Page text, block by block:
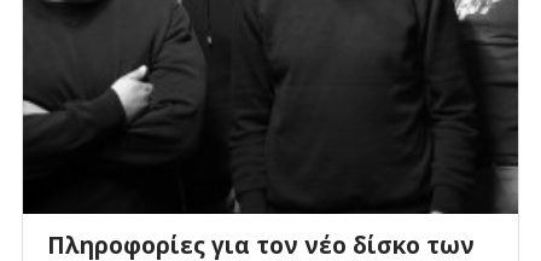
Πληροφορίες για τον νέο δίσκο των